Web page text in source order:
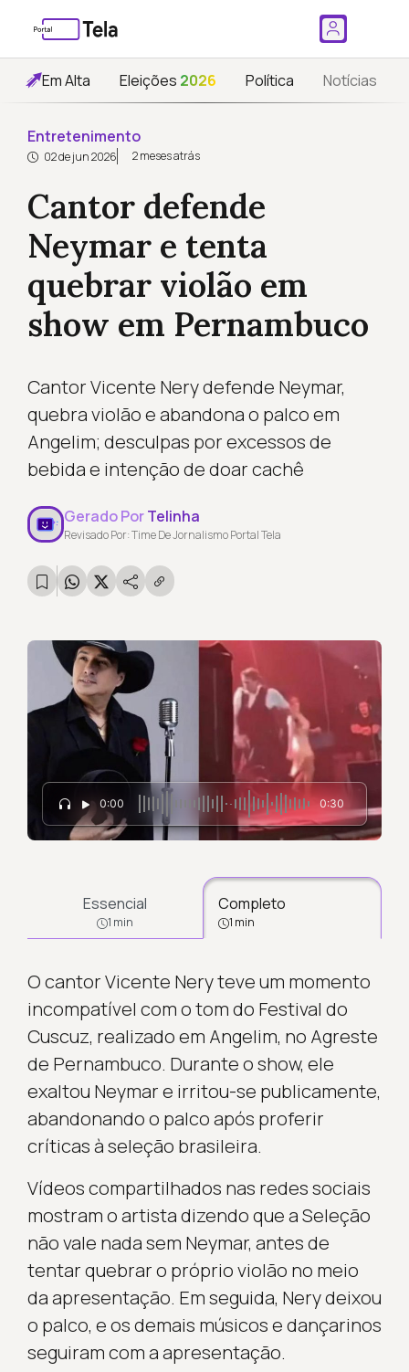
Em Alta Eleições 2026 Política Notícias
Entretenimento
02 de jun 2026 2 meses atrás
Cantor defende
Neymar e tenta
quebrar violão em
show em Pernambuco
Cantor Vicente Nery defende Neymar,
quebra violão e abandona o palco em
Angelim; desculpas por excessos de
bebida e intenção de doar cachê
Gerado PorTelinha
Revisado Por: Time De Jornalismo Portal Tela
0:00 0:30
Essencial
1 min
Completo
1 min
O cantor Vicente Nery teve um momento
incompatível com o tom do Festival do
Cuscuz, realizado em Angelim, no Agreste
de Pernambuco. Durante o show, ele
exaltou Neymar e irritou-se publicamente,
abandonando o palco após proferir
críticas à seleção brasileira.
Vídeos compartilhados nas redes sociais
mostram o artista dizendo que a Seleção
não vale nada sem Neymar, antes de
tentar quebrar o próprio violão no meio
da apresentação. Em seguida, Nery deixou
o palco, e os demais músicos e dançarinos
seguiram com a apresentação.